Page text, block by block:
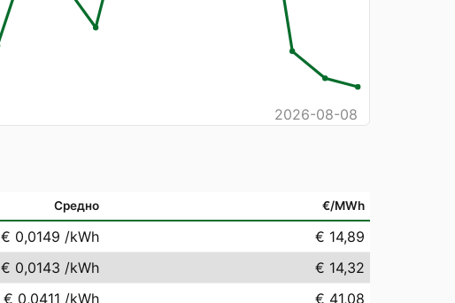
2026-08-08
Средно €/MWh
€ 0,0149 /kWh
€ 14,89
€ 0,0143 /kWh
€ 14,32
€ 0,0411 /kWh
€ 41,08